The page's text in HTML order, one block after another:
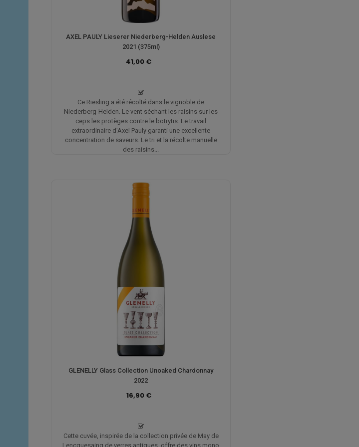
AXEL PAULY Lieserer Niederberg-Helden Auslese
2021 (375ml)
41,00 €
Ce Riesling a été récolté dans le vignoble de
Niederberg-Helden. Le vent séchant les raisins sur les
ceps les protèges contre le botrytis. Le travail
extraordinaire d'Axel Pauly garanti une excellente
concentration de saveurs. Le tri et la récolte manuelle
des raisins...
GLENELLY Glass Collection Unoaked Chardonnay
2022
16,90 €
Cette cuvée, inspirée de la collection privée de May de
Lencquesaing de verres antiques, offre des vins mono